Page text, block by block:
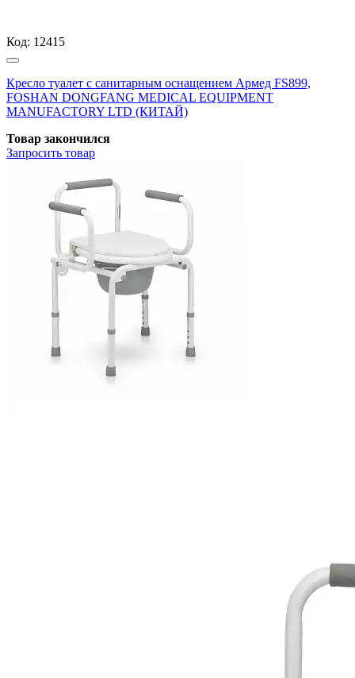
Код: 12415
Кресло туалет с санитарным оснащением Армед FS899,
FOSHAN DONGFANG MEDICAL EQUIPMENT
MANUFACTORY LTD (КИТАЙ)
Товар закончился
Запросить товар